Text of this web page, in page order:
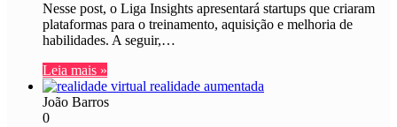
Nesse post, o Liga Insights apresentará startups que criaram
plataformas para o treinamento, aquisição e melhoria de
habilidades. A seguir,…
Leia mais »
João Barros
0